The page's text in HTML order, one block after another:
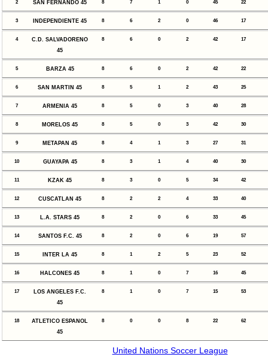
2 SAN FERNANDO 45 8 7 1 0 45 22
3 INDEPENDIENTE 45 8 6 2 0 46 17
4
C.D. SALVADORENO
45
8 6 0 2 42 17
5 BARZA 45 8 6 0 2 42 22
6 SAN MARTIN 45 8 5 1 2 43 25
7 ARMENIA 45 8 5 0 3 40 28
8 MORELOS 45 8 5 0 3 42 30
9 METAPAN 45 8 4 1 3 27 31
10 GUAYAPA 45 8 3 1 4 40 30
11 KZAK 45 8 3 0 5 34 42
12 CUSCATLAN 45 8 2 2 4 33 40
13 L.A. STARS 45 8 2 0 6 33 45
14 SANTOS F.C. 45 8 2 0 6 19 57
15 INTER LA 45 8 1 2 5 23 52
16 HALCONES 45 8 1 0 7 16 45
17
LOS ANGELES F.C.
45
8 1 0 7 15 53
18
ATLETICO ESPANOL
45
8 0 0 8 22 62
United Nations Soccer League